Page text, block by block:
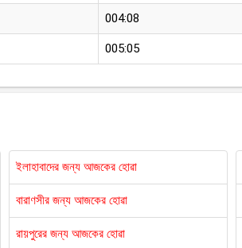
004:08
005:05
ইলাহাবাদের জন্য আজকের হোৱা
বারাণসীর জন্য আজকের হোৱা
রায়পুরের জন্য আজকের হোৱা